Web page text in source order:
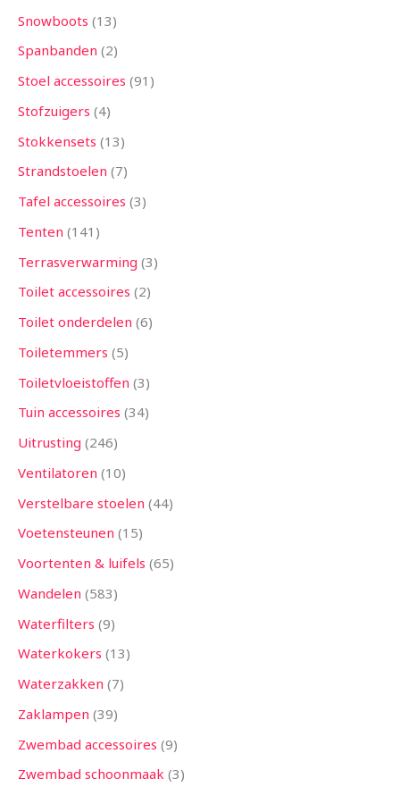
Snowboots 13
Spanbanden 2
Stoel accessoires 91
Stofzuigers 4
Stokkensets 13
Strandstoelen 7
Tafel accessoires 3
Tenten 141
Terrasverwarming 3
Toilet accessoires 2
Toilet onderdelen 6
Toiletemmers 5
Toiletvloeistoffen 3
Tuin accessoires 34
Uitrusting 246
Ventilatoren 10
Verstelbare stoelen 44
Voetensteunen 15
Voortenten & luifels 65
Wandelen 583
Waterfilters 9
Waterkokers 13
Waterzakken 7
Zaklampen 39
Zwembad accessoires 9
Zwembad schoonmaak 3